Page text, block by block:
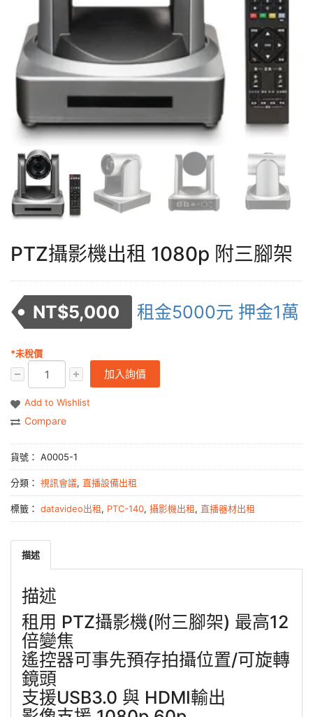
PTZ攝影機出租 1080p 附三腳架
NT$5,000 租金5000元 押金1萬
*未稅價
加入詢價
Add to Wishlist
Compare
貨號： A0005-1
分類： 視訊會議, 直播設備出租
標籤： datavideo出租, PTC-140, 攝影機出租, 直播器材出租
描述
描述
租用 PTZ攝影機(附三腳架) 最高12
倍變焦
遙控器可事先預存拍攝位置/可旋轉
鏡頭
支援USB3.0 與 HDMI輸出